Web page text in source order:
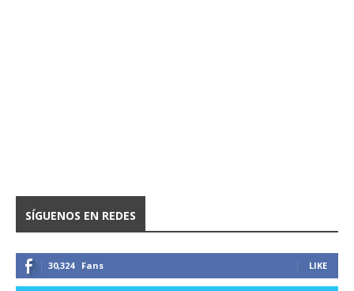
SÍGUENOS EN REDES
30,324 Fans LIKE